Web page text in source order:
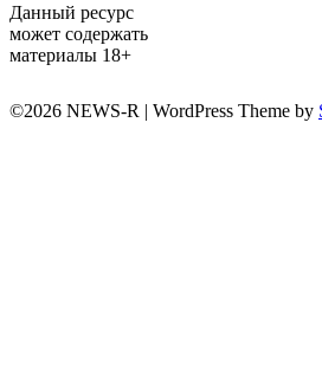
Данный ресурс
может содержать
материалы 18+
©2026 NEWS-R | WordPress Theme by